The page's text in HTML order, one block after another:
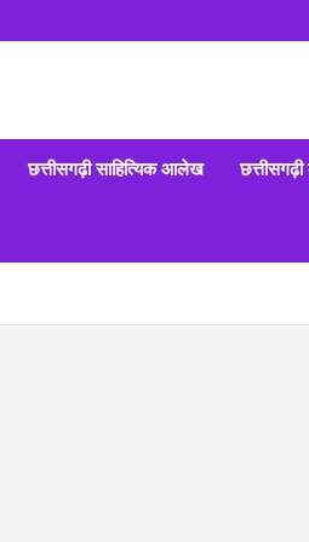
छत्तीसगढ़ी साहित्यिक आलेख